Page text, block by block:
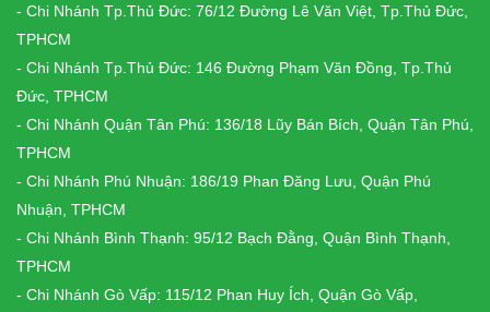
- Chi Nhánh Tp.Thủ Đức: 76/12 Đường Lê Văn Việt, Tp.Thủ Đức,
TPHCM
- Chi Nhánh Tp.Thủ Đức: 146 Đường Phạm Văn Đồng, Tp.Thủ
Đức, TPHCM
- Chi Nhánh Quận Tân Phú: 136/18 Lũy Bán Bích, Quận Tân Phú,
TPHCM
- Chi Nhánh Phú Nhuận: 186/19 Phan Đăng Lưu, Quận Phú
Nhuận, TPHCM
- Chi Nhánh Bình Thạnh: 95/12 Bạch Đằng, Quận Bình Thạnh,
TPHCM
- Chi Nhánh Gò Vấp: 115/12 Phan Huy Ích, Quận Gò Vấp,